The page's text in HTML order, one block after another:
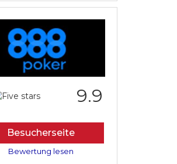
9.9
Besucherseite
Bewertung lesen